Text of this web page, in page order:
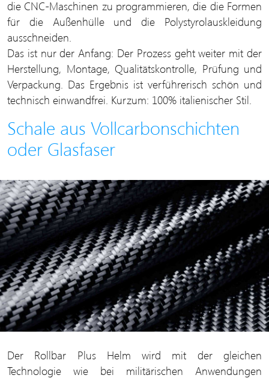
die CNC-Maschinen zu programmieren, die die Formen
für die Außenhülle und die Polystyrolauskleidung
ausschneiden.
Das ist nur der Anfang: Der Prozess geht weiter mit der
Herstellung, Montage, Qualitätskontrolle, Prüfung und
Verpackung. Das Ergebnis ist verführerisch schön und
technisch einwandfrei. Kurzum: 100% italienischer Stil.
Schale aus Vollcarbonschichten
oder Glasfaser
Der Rollbar Plus Helm wird mit der gleichen
Technologie wie bei militärischen Anwendungen